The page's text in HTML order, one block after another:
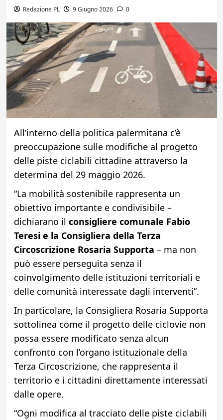
Redazione PL 9 Giugno 2026 0
All’interno della politica palermitana c’è
preoccupazione sulle modifiche al progetto
delle piste ciclabili cittadine attraverso la
determina del 29 maggio 2026.
“La mobilità sostenibile rappresenta un
obiettivo importante e condivisibile –
dichiarano il consigliere comunale Fabio
Teresi e la Consigliera della Terza
Circoscrizione Rosaria Supporta – ma non
può essere perseguita senza il
coinvolgimento delle istituzioni territoriali e
delle comunità interessate dagli interventi”.
In particolare, la Consigliera Rosaria Supporta
sottolinea come il progetto delle ciclovie non
possa essere modificato senza alcun
confronto con l’organo istituzionale della
Terza Circoscrizione, che rappresenta il
territorio e i cittadini direttamente interessati
dalle opere.
“Ogni modifica al tracciato delle piste ciclabili